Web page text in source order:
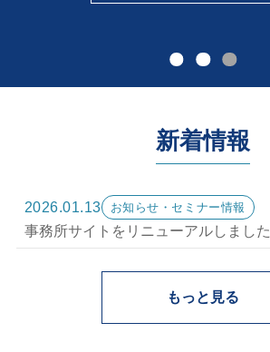
新着情報
2026.01.13 お知らせ・セミナー情報
事務所サイトをリニューアルしました
もっと見る